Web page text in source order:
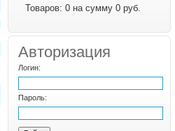
Товаров: 0 на сумму 0 руб.
Авторизация
Логин:
Пароль: